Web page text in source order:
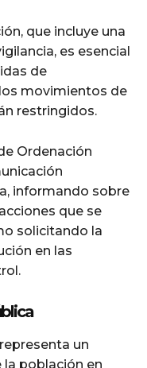
que incluye una
es esencial
de
movimientos de
restringidos.
Ordenación
informando sobre
que se
solicitando la
en las
un
la población en